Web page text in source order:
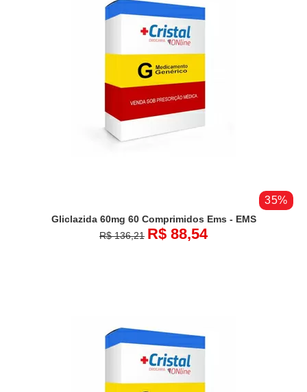
35%
Gliclazida 60mg 60 Comprimidos Ems - EMS
R$ 136,21 R$ 88,54